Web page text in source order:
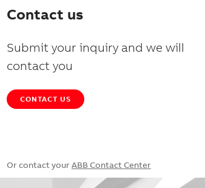
Contact us
Submit your inquiry and we will
contact you
CONTACT US
Or contact your ABB Contact Center